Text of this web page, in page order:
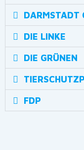
DARMSTADT
DIE LINKE
DIE GRÜNEN
FDP